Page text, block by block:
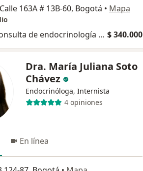
163A # 13B-60, Bogotá • Mapa
Primera consulta de endocrinología pediátrica $ 340.000
Dra. María Juliana Soto
Chávez
Endocrinóloga, Internista
4 opiniones
En línea